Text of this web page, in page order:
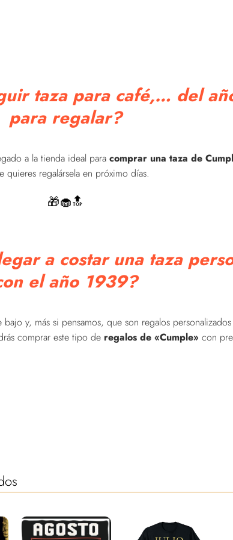
taza para café,… del
para regalar?
a la tienda ideal para comprar una taza de
regalársela en próximo días.
🎁🧁🔝
a costar una taza
el año 1939?
y, más si pensamos, que son regalos
comprar este tipo de regalos de «Cumple» con